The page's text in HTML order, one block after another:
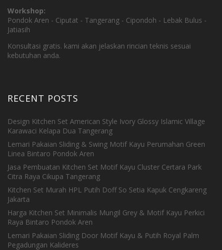
Workshop:
Pondok Aren - Ciputat - Tangerang - Cipondoh - Lebak Bulus -
Jatiasih
Konsultasi gratis. kami akan jelaskan rincian teknis sesuai
kebutuhan anda.
RECENT POSTS
Design Kitchen Set American Style Ivory Glossy Islamic Village
Karawaci Kelapa Dua Tangerang
Lemari Pakaian Sliding & Swing Motif Kayu Perumahan Green
Linea Bintaro Pondok Aren
Jasa Pembuatan Kitchen Set Motif Kayu Cluster Certara Park
Citra Raya Cikupa Tangerang
Kitchen Set Murah HPL Putih Doff So Setia Kapuk Cengkareng
Jakarta
Harga Kitchen Set Minimalis Mungil Grey & Motif Kayu Perkici
Raya Bintaro Pondok Aren
Lemari Pakaian Sliding Door Motif Kayu & Putih Royal Palm
Pegadungan Kalideres